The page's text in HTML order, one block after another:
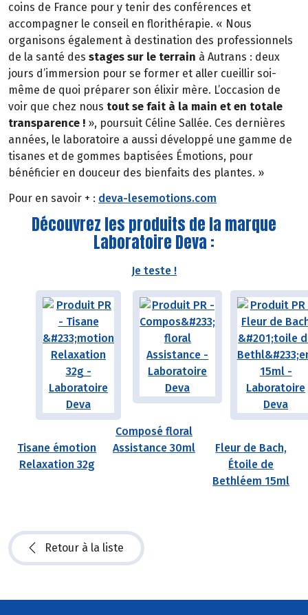
coins de France pour y tenir des conférences et
accompagner le conseil en florithérapie. « Nous
organisons également à destination des professionnels
de la santé des stages sur le terrain à Autrans : deux
jours d’immersion pour se former et aller cueillir soi-
même de quoi préparer son élixir mère. L’occasion de
voir que chez nous tout se fait à la main et en totale
transparence ! », poursuit Céline Sallée. Ces dernières
années, le laboratoire a aussi développé une gamme de
tisanes et de gommes baptisées Émotions, pour
bénéficier en douceur des bienfaits des plantes. »
Pour en savoir + : deva-lesemotions.com
Découvrez les produits de la marque
Laboratoire Deva :
Je teste !
Tisane émotion
Relaxation 32g
Composé floral
Assistance 30ml
Fleur de Bach,
Étoile de
Bethléem 15ml
Retour à la liste